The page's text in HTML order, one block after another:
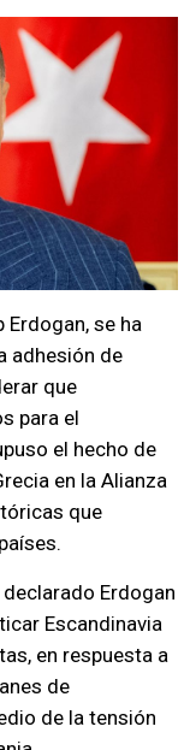
Erdogan, se ha
adhesión de
que
para el
el hecho de
en la Alianza
que
Erdogan
Escandinavia
en respuesta a
de
de la tensión